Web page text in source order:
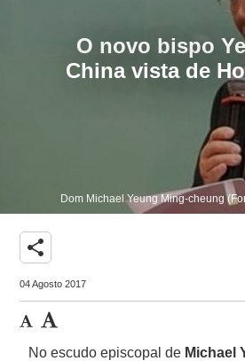
O novo bispo
China vista de
Dom Michael Yeung Ming-cheung
share
04 Agosto 2017
No escudo episcopal de Michael